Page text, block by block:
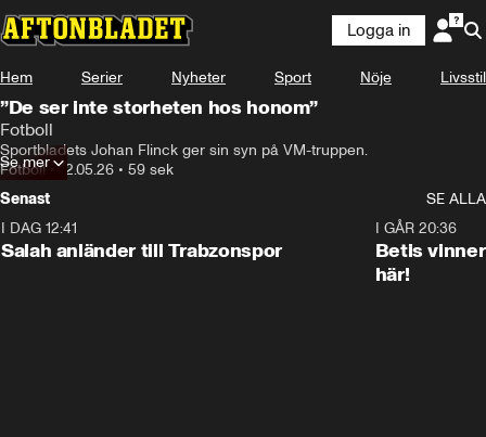
Logga in
Hem Serier Nyheter Sport Nöje Livsstil
”De ser inte storheten hos honom”
Fotboll
Sportbladets Johan Flinck ger sin syn på VM-truppen.
Fotboll•12.05.26 • 59 sek
Se mer
Senast
SE ALLA
I DAG 12:41
Salah anländer till Trabzonspor
I GÅR 20:36
Betis
här!